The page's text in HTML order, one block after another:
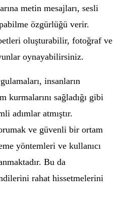
metin mesajları, sesli
özgürlüğü verir.
oluşturabilir, fotoğraf ve
oynayabilirsiniz.
insanların
sağladığı gibi
adımlar atmıştır.
ve güvenli bir ortam
yöntemleri ve kullanıcı
Bu da
rahat hissetmelerini